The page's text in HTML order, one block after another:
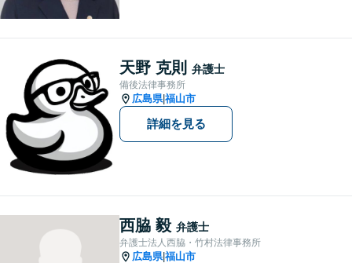
話しにくいことも安心してご
相談ください。あなたの気持
ちに寄り添い、丁寧にお応え
します。
天野 克則 弁護士
備後法律事務所
広島県|福山市
詳細を見る
西脇 毅 弁護士
弁護士法人西脇・竹村法律事務所
広島県|福山市